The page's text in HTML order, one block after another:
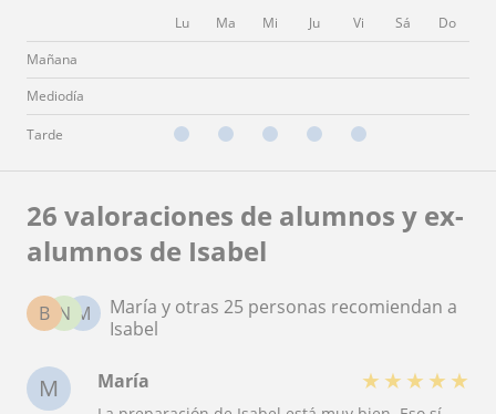
Lu Ma Mi Ju Vi Sá
Do
Mañana
Mediodía
Tarde
26 valoraciones de alumnos y ex-
alumnos de Isabel
M
N
B
María y otras 25 personas recomiendan a
Isabel
M María ★ ★ ★ ★ ★